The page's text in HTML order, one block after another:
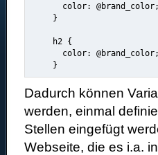
  color: @brand_color;
}
h2 {
  color: @brand_color;
Dadurch können
werden, einmal
Stellen eingefügt
Webseite, die es i.a.